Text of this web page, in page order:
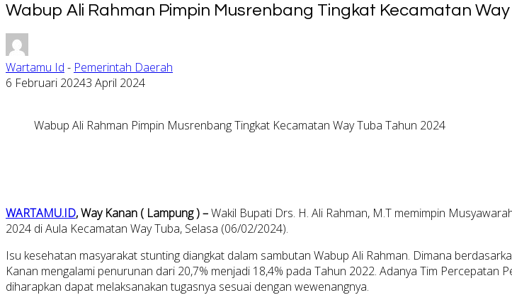
Wabup Ali Rahman Pimpin Musrenbang Tingkat Kecamatan Way
Wartamu Id - Pemerintah Daerah
6 Februari 20243 April 2024
Wabup Ali Rahman Pimpin Musrenbang Tingkat Kecamatan Way Tuba Tahun 2024
WARTAMU.ID, Way Kanan ( Lampung ) –Wakil Bupati Drs. H. Ali Rahman, M.T memimpin
2024 di Aula Kecamatan Way Tuba, Selasa (06/02/2024).
Isu kesehatan masyarakat stunting diangkat dalam sambutan Wabup Ali Rahman. Dimana
Kanan mengalami penurunan dari 20,7% menjadi 18,4% pada Tahun 2022. Adanya Tim Percepatan
diharapkan dapat melaksanakan tugasnya sesuai dengan wewenangnya.